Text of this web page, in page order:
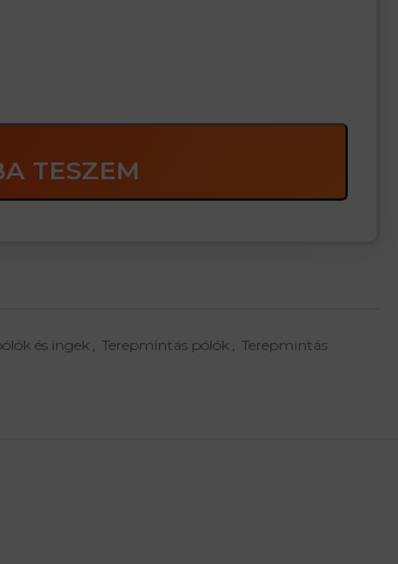
TESZEM
és ingek, Terepmintás pólók , Terepmintás